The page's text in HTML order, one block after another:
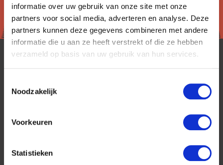
informatie over uw gebruik van onze site met onze
partners voor social media, adverteren en analyse. Deze
partners kunnen deze gegevens combineren met andere
informatie die u aan ze heeft verstrekt of die ze hebben
verzameld op basis van uw gebruik van hun services.
Noodzakelijk
Voorkeuren
Statistieken
CanadaPlus is al 25 jaar toonaangevend op de
specialisme is het samenstellen van reizen tegen
de scherpste prijs in combinatie met de beste